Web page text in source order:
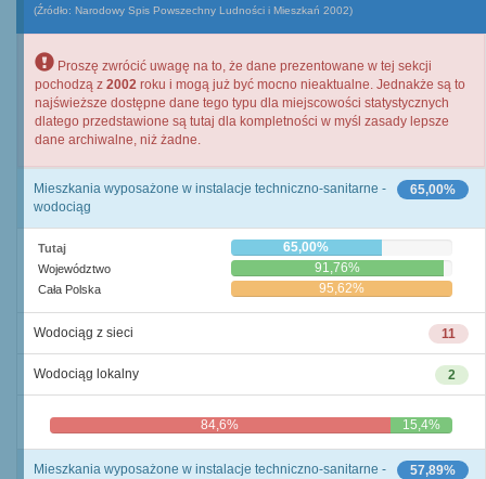
(Źródło: Narodowy Spis Powszechny Ludności i Mieszkań 2002)
Proszę zwrócić uwagę na to, że dane prezentowane w tej sekcji
pochodzą z 2002 roku i mogą już być mocno nieaktualne. Jednakże są to
najświeższe dostępne dane tego typu dla miejscowości statystycznych
dlatego przedstawione są tutaj dla kompletności w myśl zasady lepsze
dane archiwalne, niż żadne.
65,00%
Mieszkania wyposażone w instalacje techniczno-sanitarne -
wodociąg
Tutaj 65,00%
Województwo 91,76%
Cała Polska 95,62%
11
Wodociąg z sieci
2
Wodociąg lokalny
84,6% 15,4%
57,89%
Mieszkania wyposażone w instalacje techniczno-sanitarne -